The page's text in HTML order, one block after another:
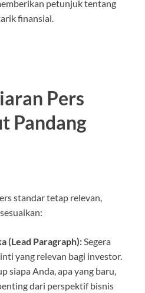
petunjuk tentang
finansial.
Pers
Pandang
standar tetap relevan,
(Lead Paragraph):Segera
yang relevan bagi investor.
siapa Anda, apa yang baru,
dari perspektif bisnis